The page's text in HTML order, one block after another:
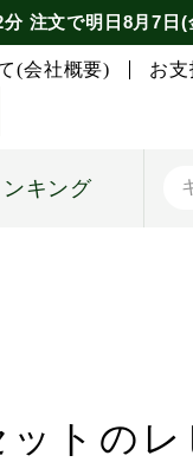
分注文で明日8月7日(
(会社概要) お
キング
ットの